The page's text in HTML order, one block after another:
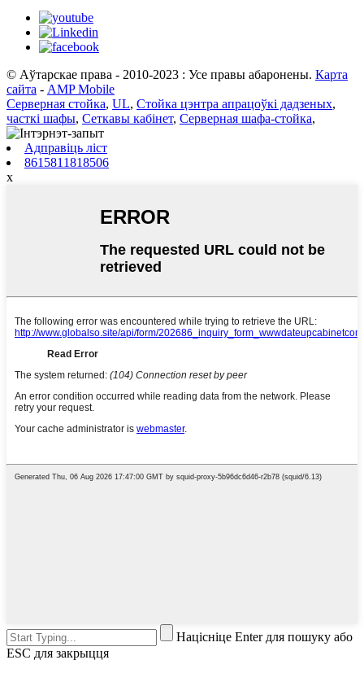
© Аўтарскае права - 2010-2023 : Усе правы абаронены. Карта
сайта - AMP Mobile
Серверная стойка, UL, Стойка цэнтра апрацоўкі дадзеных,
часткі шафы, Сеткавы кабінет, Серверная шафа-стойка,
Адправіць ліст
8615811818506
x
Націсніце Enter для пошуку або
ESC для закрыцця